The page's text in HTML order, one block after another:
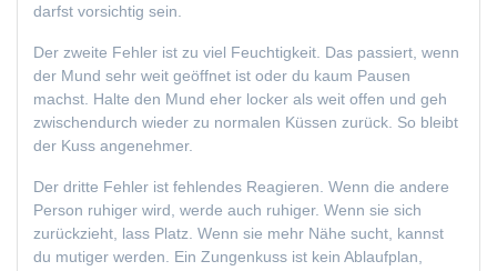
darfst vorsichtig sein.
Der zweite Fehler ist zu viel Feuchtigkeit. Das passiert, wenn
der Mund sehr weit geöffnet ist oder du kaum Pausen
machst. Halte den Mund eher locker als weit offen und geh
zwischendurch wieder zu normalen Küssen zurück. So bleibt
der Kuss angenehmer.
Der dritte Fehler ist fehlendes Reagieren. Wenn die andere
Person ruhiger wird, werde auch ruhiger. Wenn sie sich
zurückzieht, lass Platz. Wenn sie mehr Nähe sucht, kannst
du mutiger werden. Ein Zungenkuss ist kein Ablaufplan,